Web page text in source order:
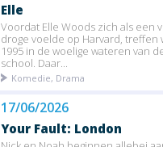
Elle
Voordat Elle Woods zich als een
droge voelde op Harvard, treffen
1995 in de woelige wateren van
school. Daar...
Komedie, Drama
17/06/2026
Your Fault: London